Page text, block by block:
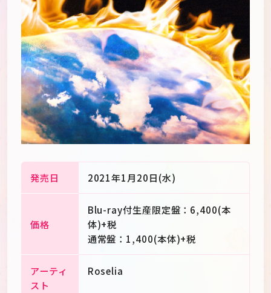
JPEN
発売日 2021年1月20日(水)
価格
Blu-ray付生産限定盤：6,400(本
体)+税
通常盤：1,400(本体)+税
アーティ
スト
Roselia